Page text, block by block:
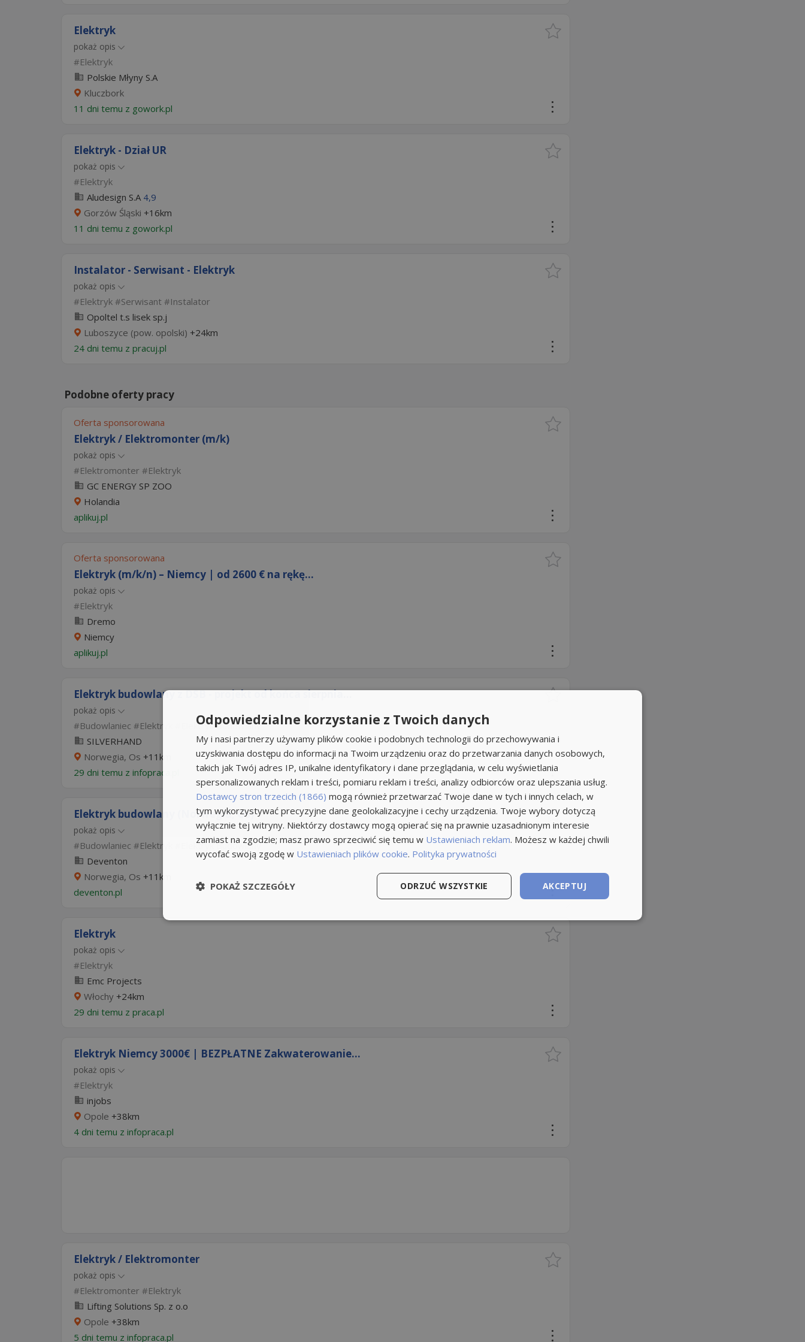
Elektryk
pokaż opis
Elektryk
Polskie Młyny S.A
Kluczbork
11 dni temu z gowork.pl
Elektryk - Dział UR
pokaż opis
Elektryk
Aludesign S.A 4,9
Gorzów Śląski +16km
11 dni temu z gowork.pl
Instalator - Serwisant - Elektryk
pokaż opis
Elektryk Serwisant
Instalator
Opoltel t.s lisek sp.j
Luboszyce (pow. opolski) +24km
24 dni temu z pracuj.pl
Podobne oferty pracy
Oferta sponsorowana
Elektryk / Elektromonter (m/k)
pokaż opis
Elektromonter
Elektryk
GC ENERGY SP ZOO
Holandia
aplikuj.pl
Oferta sponsorowana
Elektryk (m/k/n) – Niemcy | od 2600 € na rękę...
pokaż opis
Elektryk
Dremo
Niemcy
aplikuj.pl
Elektryk budowlany z DSB - projekt od końca sierpnia...
pokaż opis
Budowlaniec Elektryk
Elektryk Budowlany
SILVERHAND
Norwegia, Os +11km
29 dni temu z infopraca.pl
Elektryk budowlany (Norwegia, Os)
pokaż opis
Budowlaniec Elektryk
Elektryk Budowlany
Deventon
Norwegia, Os +11km
deventon.pl
Elektryk
pokaż opis
Elektryk
Emc Projects
Włochy +24km
29 dni temu z praca.pl
Elektryk Niemcy 3000€ | BEZPŁATNE Zakwaterowanie...
pokaż opis
Elektryk
injobs
Opole +38km
4 dni temu z infopraca.pl
Elektryk / Elektromonter
pokaż opis
Elektromonter
Elektryk
Lifting Solutions Sp. z o.o
Opole +38km
5 dni temu z infopraca.pl
Odpowiedzialne korzystanie z Twoich danych
My i nasi partnerzy używamy plików cookie i podobnych technologii do przechowywania i
uzyskiwania dostępu do informacji na Twoim urządzeniu oraz do przetwarzania danych osobowych,
takich jak Twój adres IP, unikalne identyfikatory i dane przeglądania, w celu wyświetlania
spersonalizowanych reklam i treści, pomiaru reklam i treści, analizy odbiorców oraz ulepszania usług.
Dostawcy stron trzecich (1866) mogą również przetwarzać Twoje dane w tych i innych celach, w
tym wykorzystywać precyzyjne dane geolokalizacyjne i cechy urządzenia. Twoje wybory dotyczą
wyłącznie tej witryny. Niektórzy dostawcy mogą opierać się na prawnie uzasadnionym interesie
zamiast na zgodzie; masz prawo sprzeciwić się temu w Ustawieniach reklam. Możesz w każdej chwili
wycofać swoją zgodę w Ustawieniach plików cookie. Polityka prywatności
AKCEPTUJ
ODRZUĆ WSZYSTKIE
POKAŻ SZCZEGÓŁY